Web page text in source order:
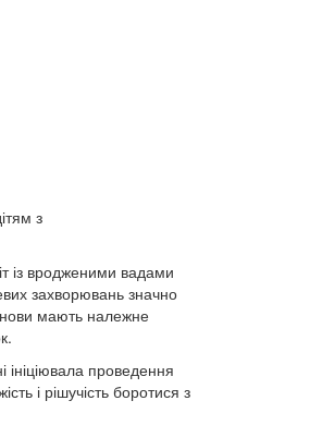
з
із вродженими вадами
захворювань значно
мають належне
проведення
і рішучість боротися з